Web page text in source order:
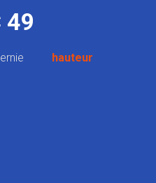
49
vernie hauteur